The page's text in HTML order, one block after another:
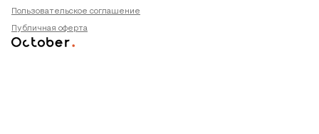
Пользовательское соглашение
Публичная оферта